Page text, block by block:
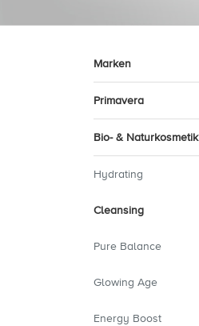
Marken
Primavera
Bio- & Naturkosmetik
Hydrating
Cleansing
Pure Balance
Glowing Age
Energy Boost